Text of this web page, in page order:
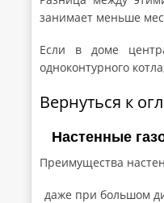
занимает меньше
Если в доме
одноконтурного
Вернуться к
Настенные
Преимущества
даже при большом